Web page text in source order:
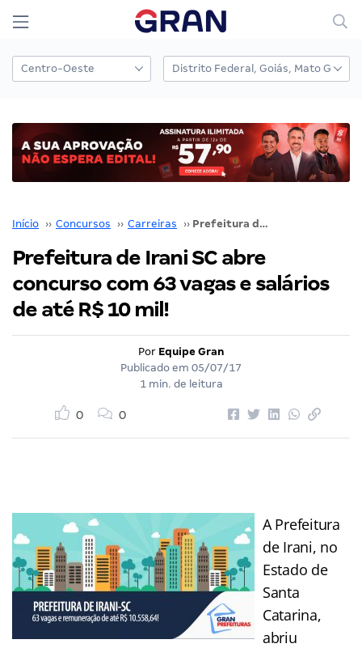
Início ›› Concursos ›› Carreiras ›› Prefeitura de Irani SC abre concurso com 63 vagas e salários de até R$ 10 mil!
Prefeitura de Irani SC abre
concurso com 63 vagas e salários
de até R$ 10 mil!
Por Equipe Gran
Publicado em 05/07/17
1 min. de leitura
0 0
A Prefeitura
de Irani, no
Estado de
Santa
Catarina,
abriu